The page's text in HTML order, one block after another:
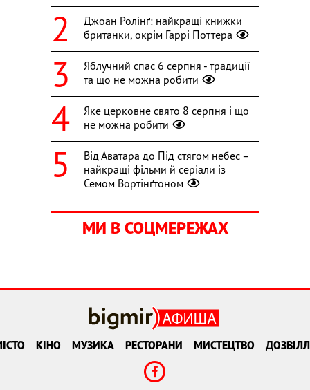
Джоан Ролінґ: найкращі книжки
британки, окрім Гаррі Поттера
Яблучний спас 6 серпня - традиції
та що не можна робити
Яке церковне свято 8 серпня і що
не можна робити
Від Аватара до Під стягом небес –
найкращі фільми й серіали із
Семом Вортінґтоном
МИ В СОЦМЕРЕЖАХ
КІНО МУЗИКА РЕСТОРАНИ МИСТЕЦТВО